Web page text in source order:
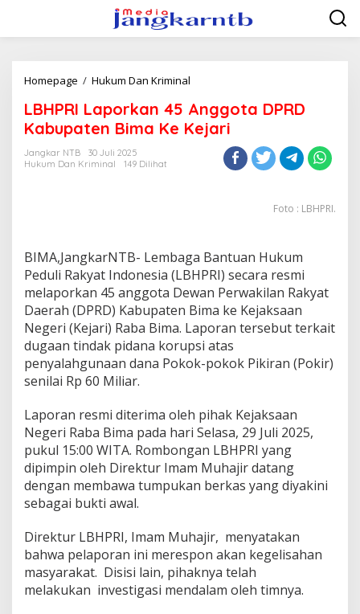
konten
Homepage / Hukum Dan Kriminal
45
Anggota
DPRD
Kabupaten
LBHPRI Laporkan 45 Anggota DPRD
Kabupaten Bima Ke Kejari
Jangkar NTB
30 Juli 2025
Hukum Dan Kriminal
149 Dilihat
Foto : LBHPRI.
BIMA,JangkarNTB- Lembaga Bantuan Hukum
Peduli Rakyat Indonesia (LBHPRI) secara resmi
melaporkan 45 anggota Dewan Perwakilan Rakyat
Daerah (DPRD) Kabupaten Bima ke Kejaksaan
Negeri (Kejari) Raba Bima. Laporan tersebut terkait
dugaan tindak pidana korupsi atas
penyalahgunaan dana Pokok-pokok Pikiran (Pokir)
senilai Rp 60 Miliar.
Laporan resmi diterima oleh pihak Kejaksaan
Negeri Raba Bima pada hari Selasa, 29 Juli 2025,
pukul 15:00 WITA. Rombongan LBHPRI yang
dipimpin oleh Direktur Imam Muhajir datang
dengan membawa tumpukan berkas yang diyakini
sebagai bukti awal.
Direktur LBHPRI, Imam Muhajir, menyatakan
bahwa pelaporan ini merespon akan kegelisahan
masyarakat. Disisi lain, pihaknya telah
melakukan investigasi mendalam oleh timnya.